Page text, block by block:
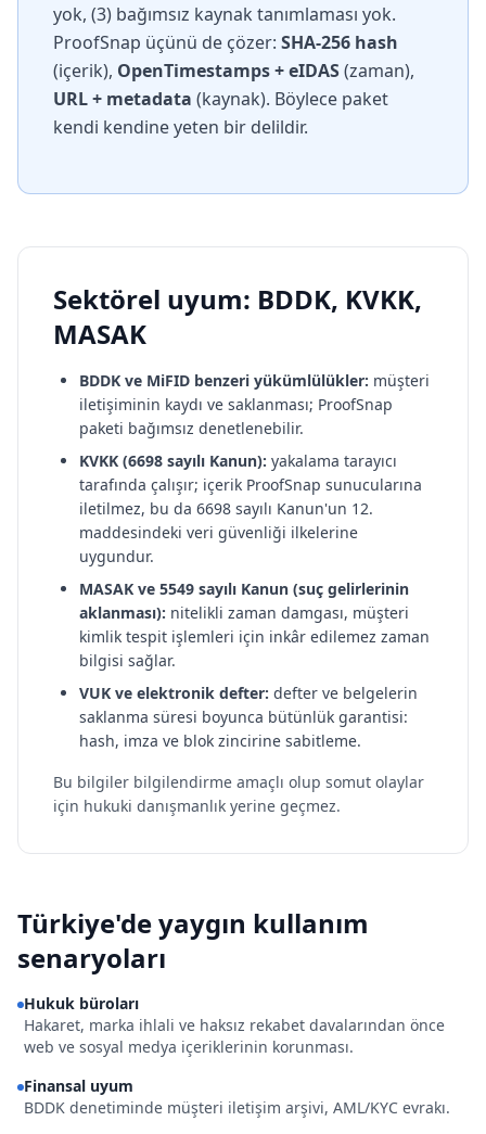
yok, (3) bağımsız kaynak tanımlaması yok.
ProofSnap üçünü de çözer: SHA-256 hash
(içerik), OpenTimestamps + eIDAS(zaman),
URL + metadata (kaynak). Böylece paket
kendi kendine yeten bir delildir.
Sektörel uyum: BDDK, KVKK,
MASAK
BDDK ve MiFID benzeri yükümlülükler: müşteri
iletişiminin kaydı ve saklanması; ProofSnap
paketi bağımsız denetlenebilir.
KVKK (6698 sayılı Kanun): yakalama tarayıcı
tarafında çalışır; içerik ProofSnap sunucularına
iletilmez, bu da 6698 sayılı Kanun'un 12.
maddesindeki veri güvenliği ilkelerine
uygundur.
MASAK ve 5549 sayılı Kanun (suç gelirlerinin
aklanması): nitelikli zaman damgası, müşteri
kimlik tespit işlemleri için inkâr edilemez zaman
bilgisi sağlar.
VUK ve elektronik defter: defter ve belgelerin
saklanma süresi boyunca bütünlük garantisi:
hash, imza ve blok zincirine sabitleme.
Bu bilgiler bilgilendirme amaçlı olup somut olaylar
için hukuki danışmanlık yerine geçmez.
Türkiye'de yaygın kullanım
senaryoları
Hukuk büroları
Hakaret, marka ihlali ve haksız rekabet davalarından önce
web ve sosyal medya içeriklerinin korunması.
Finansal uyum
BDDK denetiminde müşteri iletişim arşivi, AML/KYC evrakı.